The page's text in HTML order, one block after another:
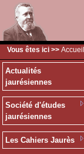
Vous êtes ici >> Accueil
Actualités
jaurésiennes
Société d'études
jaurésiennes
Les Cahiers Jaurès